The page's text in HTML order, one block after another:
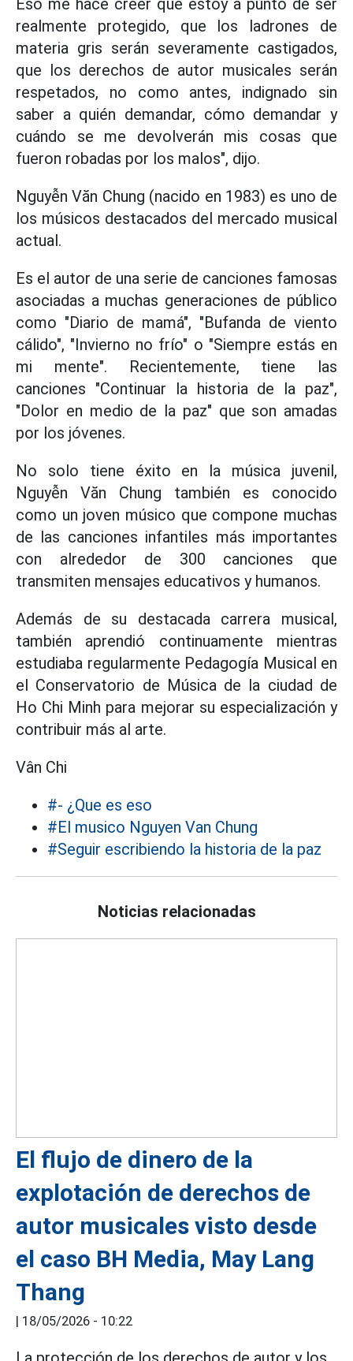
realmente protegido, que los ladrones de
materia gris serán severamente castigados,
que los derechos de autor musicales serán
respetados, no como antes, indignado sin
saber a quién demandar, cómo demandar y
cuándo se me devolverán mis cosas que
fueron robadas por los malos", dijo.
Nguyễn Văn Chung (nacido en 1983) es uno de
los músicos destacados del mercado musical
actual.
Es el autor de una serie de canciones famosas
asociadas a muchas generaciones de público
como "Diario de mamá", "Bufanda de viento
cálido", "Invierno no frío" o "Siempre estás en
mi mente". Recientemente, tiene las
canciones "Continuar la historia de la paz",
"Dolor en medio de la paz" que son amadas
por los jóvenes.
No solo tiene éxito en la música juvenil,
Nguyễn Văn Chung también es conocido
como un joven músico que compone muchas
de las canciones infantiles más importantes
con alrededor de 300 canciones que
transmiten mensajes educativos y humanos.
Además de su destacada carrera musical,
también aprendió continuamente mientras
estudiaba regularmente Pedagogía Musical en
el Conservatorio de Música de la ciudad de
Ho Chi Minh para mejorar su especialización y
contribuir más al arte.
Vân Chi
#- ¿Que es eso
#El musico Nguyen Van Chung
#Seguir escribiendo la historia de la paz
Noticias relacionadas
El flujo de dinero de la
explotación de derechos de
autor musicales visto desde
el caso BH Media, May Lang
Thang
| 18/05/2026 - 10:22